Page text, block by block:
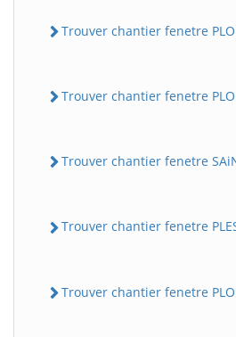
Trouver chantier fenetre
Trouver chantier fenetre
Trouver chantier fenetre
Trouver chantier fenetre
Trouver chantier fenetre